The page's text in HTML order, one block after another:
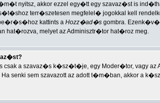
nyitsz, akkor ezzel egy�tt egy szavaz�st is
terr�szetesen megfelel� jogokkal kell
kattints a Hozz�ad�s gombra.
melyet az Adminisztr�tor hat�roz meg.
csak a szavaz�s k�sz�t�je, egy Moder�tor, vagy
Ha senki sem szavazott az adott t�m�ban, akkor